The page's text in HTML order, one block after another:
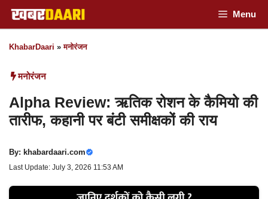
Skip
to
content
Menu
KhabarDaari »मनोरंजन
मनोरंजन
Alpha Review: ऋतिक रोशन के कैमियो की
तारीफ, कहानी पर बंटी समीक्षकों की राय
By: khabardaari.com
Last Update: July 3, 2026 11:53 AM